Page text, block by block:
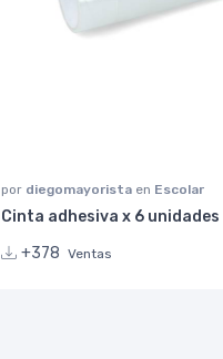
por diegomayorista en Escolar
Cinta adhesiva x 6 unidades
+378 Ventas